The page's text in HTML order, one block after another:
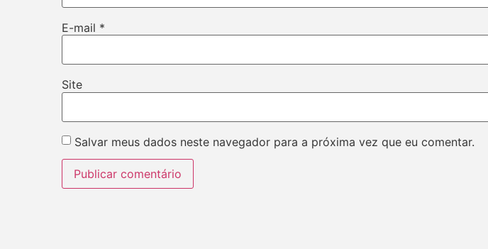
E-mail *
Site
Salvar meus dados neste navegador para a próxima vez que eu comentar.